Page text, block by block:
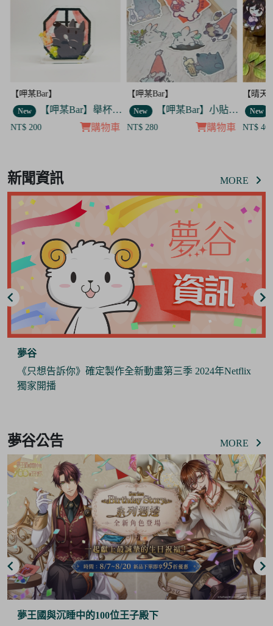
【呷某Bar】舉杯歐告款 飯友
車
【呷某Bar】
New 【呷某Bar】小貼紙 7入套組
NT$ 280 購物車
【晴天咖啡館】
New 【晴天咖啡館】吊飾套組
NT$ 400 購物車
【呷
New
NT$
of
8
新聞資訊 MORE
夢谷
《只想告訴你》確定製作全新動畫第三季 2024年Netflix
獨家開播
of
6
夢谷公告 MORE
夢王國與沉睡中的100位王子殿下